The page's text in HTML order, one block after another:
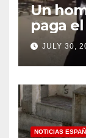
Un
paga
a un
Pundit
JULY 30,
NOTICIAS